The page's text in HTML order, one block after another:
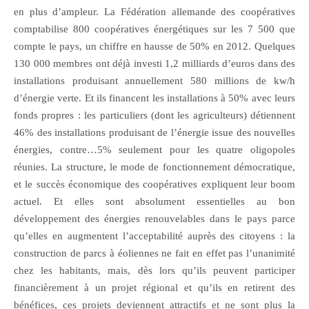
en plus d’ampleur. La Fédération allemande des coopératives
comptabilise 800 coopératives énergétiques sur les 7 500 que
compte le pays, un chiffre en hausse de 50% en 2012. Quelques
130 000 membres ont déjà investi 1,2 milliards d’euros dans des
installations produisant annuellement 580 millions de kw/h
d’énergie verte. Et ils financent les installations à 50% avec leurs
fonds propres : les particuliers (dont les agriculteurs) détiennent
46% des installations produisant de l’énergie issue des nouvelles
énergies, contre…5% seulement pour les quatre oligopoles
réunies. La structure, le mode de fonctionnement démocratique,
et le succès économique des coopératives expliquent leur boom
actuel. Et elles sont absolument essentielles au bon
développement des énergies renouvelables dans le pays parce
qu’elles en augmentent l’acceptabilité auprès des citoyens : la
construction de parcs à éoliennes ne fait en effet pas l’unanimité
chez les habitants, mais, dès lors qu’ils peuvent participer
financièrement à un projet régional et qu’ils en retirent des
bénéfices, ces projets deviennent attractifs et ne sont plus la